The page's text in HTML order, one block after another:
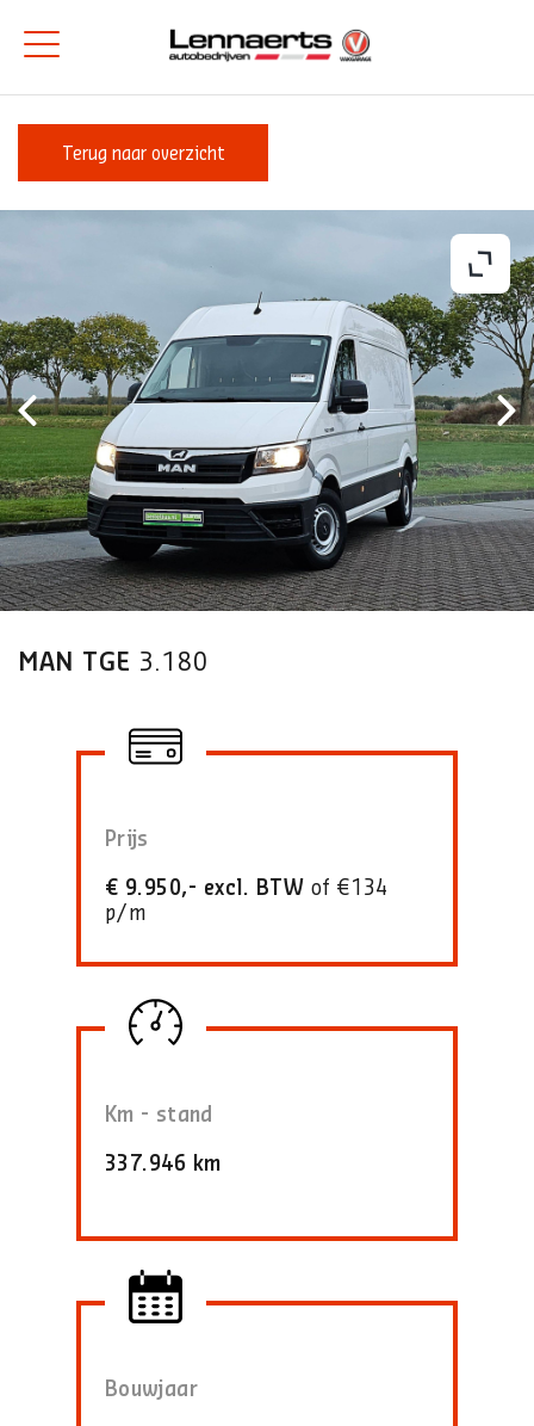
Terug naar overzicht
MAN TGE 3.180
Prijs
€ 9.950,- excl. BTW of €134
p/m
Km - stand
337.946 km
Bouwjaar